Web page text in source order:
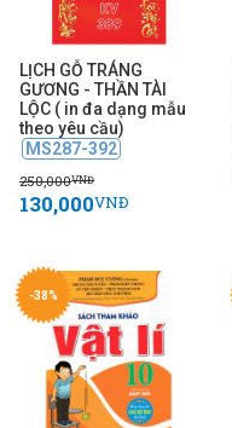
LỊCH GỖ TRÁNG
GƯƠNG - THẦN TÀI
LỘC ( in đa dạng mẫu
theo yêu cầu)
MS287-392
250,000VNĐ
130,000VNĐ
-38%